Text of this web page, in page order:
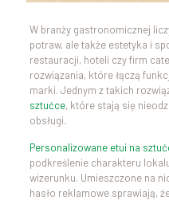
W branży gastronomicznej
potraw, ale także estetyka i
restauracji, hoteli czy firm
rozwiązania, które łączą
marki. Jednym z takich
sztućce, które stają się
obsługi.
Personalizowane etui na
podkreślenie charakteru
wizerunku. Umieszczone na
hasło reklamowe sprawiają,